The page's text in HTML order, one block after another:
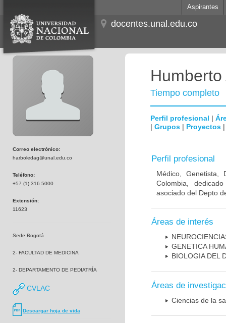
Aspirantes
docentes.unal.edu.co
Correo electrónico:
harboledag@unal.edu.co
Teléfono:
+57 (1) 316 5000
Extensión:
11623
Sede Bogotá
2- FACULTAD DE MEDICINA
2- DEPARTAMENTO DE PEDIATRÍA
CVLAC
Descargar hoja de vida
Tiempo completo
Perfil profesional |
| Grupos | Proyectos
Perfil profesional
Médico, Genetista,
Colombia,
asociado del Depto
Áreas de interés
GENETICA
BIOLOGIA DEL
Áreas de
Ciencias de la